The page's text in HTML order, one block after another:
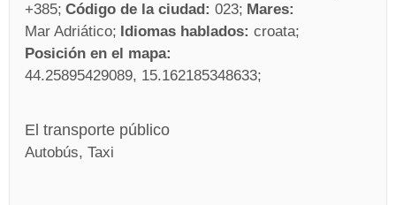
+385 Código de la ciudad: 023 Mares:
Mar Adriático Idiomas hablados: croata
Posición en el mapa:
44.25895429089, 15.162185348633
El transporte público
Autobús, Taxi